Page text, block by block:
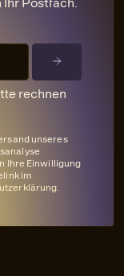
rechnen
unseres
Ihre Einwilligung
im